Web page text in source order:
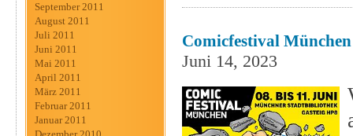
September 2011
August 2011
Juli 2011
Juni 2011
Mai 2011
April 2011
März 2011
Februar 2011
Januar 2011
Comicfestival
Juni 14, 2023